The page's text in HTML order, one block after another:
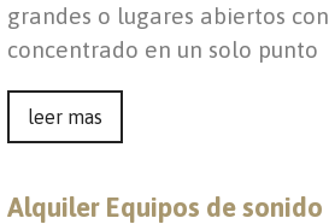
grandes o lugares abiertos
concentrado en un solo punto
leer mas
Alquiler Equipos de sonido